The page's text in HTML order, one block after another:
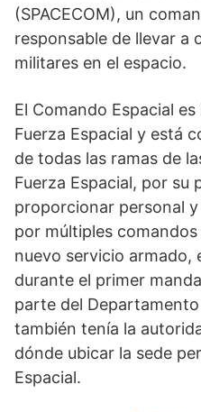
(SPACECOM), un
responsable de llevar a
militares en el espacio.
El Comando Espacial
Fuerza Espacial y está
de todas las ramas de
Fuerza Espacial, por su
proporcionar personal
por múltiples
nuevo servicio armado,
durante el primer
parte del
también tenía la
dónde ubicar la sede
Espacial.